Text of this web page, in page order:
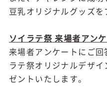
豆乳オリジナルグッズを
ソイラテ祭 来場者アン
来場者アンケートにご
ラテ祭オリジナルデザ
ゼントいたします。